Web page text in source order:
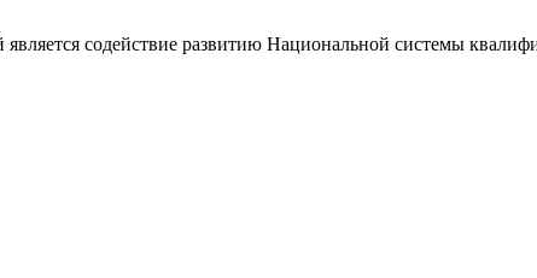
содействие развитию Национальной системы